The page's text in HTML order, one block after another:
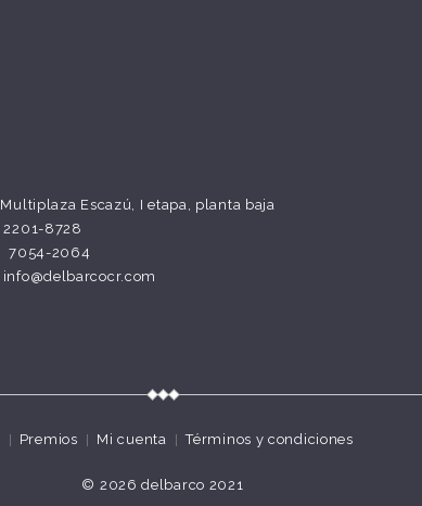
Multiplaza Escazú, I etapa, planta baja
2201-8728
7054-2064
info@delbarcocr.com
Premios Mi cuenta Términos y condiciones
© 2026delbarco 2021